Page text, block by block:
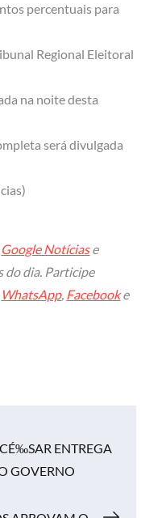
percentuais para
Regional Eleitoral
na noite desta
será divulgada
Google Notíciase
do dia. Participe
WhatsApp, Facebooke
ENTREGA
GOVERNO